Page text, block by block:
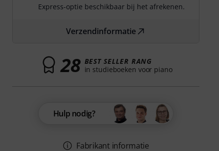
Express-optie beschikbaar bij het afrekenen.
Verzendinformatie
28 BEST SELLER RANG
in studieboeken voor piano
Hulp nodig?
Fabrikant informatie